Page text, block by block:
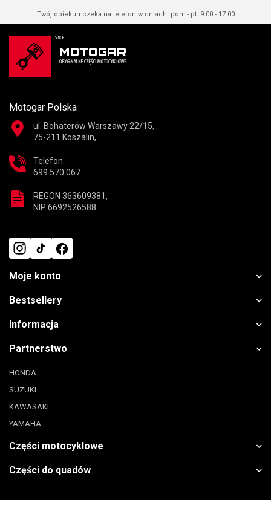
Twój opiekun czeka na telefon w dniach: pon. - pt. 9.00 - 17.00
Motogar Polska
ul. Bohaterów Warszawy 22/15,
75-211 Koszalin,
Telefon:
699 570 067
REGON 363609381,
NIP 6692526588
Moje konto
Bestsellery
Informacja
Partnerstwo
HONDA
SUZUKI
KAWASAKI
YAMAHA
Części motocyklowe
Części do quadów